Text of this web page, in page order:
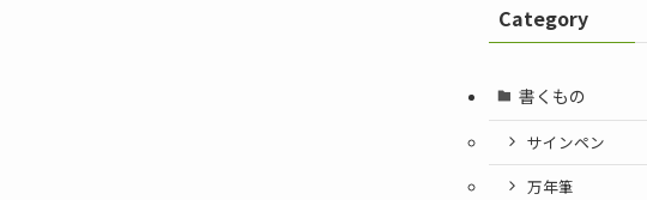
Category
書くもの
サインペン
万年筆